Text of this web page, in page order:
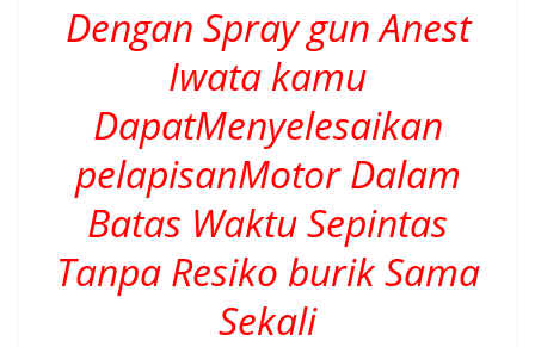
Dengan Spray gun Anest
Iwata kamu
DapatMenyelesaikan
pelapisanMotor Dalam
Batas Waktu Sepintas
Tanpa Resiko burik Sama
Sekali